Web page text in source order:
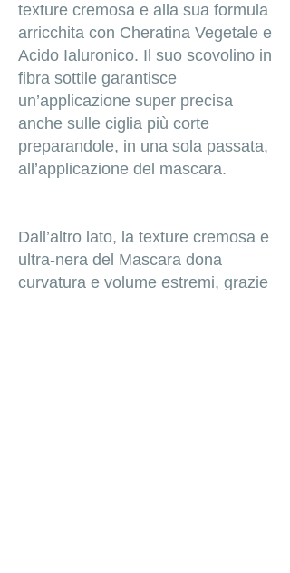
texture cremosa e alla sua formula
arricchita con Cheratina Vegetale e
Acido Ialuronico. Il suo scovolino in
fibra sottile garantisce
un’applicazione super precisa
anche sulle ciglia più corte
preparandole, in una sola passata,
all’applicazione del mascara.
Dall’altro lato, la texture cremosa e
ultra-nera del Mascara dona
curvatura e volume estremi, grazie